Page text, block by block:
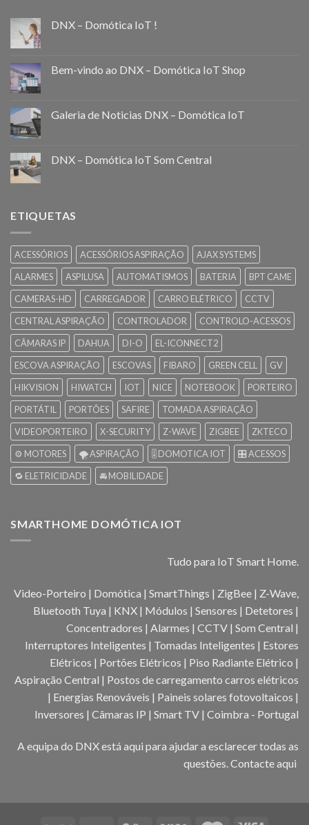
DNX – Domótica IoT !
Bem-vindo ao DNX – Domótica IoT Shop
Galeria de Noticias DNX – Domótica IoT
DNX – Domótica IoT Som Central
ETIQUETAS
ACESSÓRIOS ACESSÓRIOS ASPIRAÇÃO
AJAX SYSTEMS
ALARMES
ASPILUSA AUTOMATISMOS BATERIA
BPT CAME
CAMERAS-HD
CARREGADOR CARRO ELÉTRICO
CCTV
CENTRAL ASPIRAÇÃO
CONTROLADOR
CONTROLO-ACESSOS
CÂMARAS IP
DAHUA DI-O
EL-ICONNECT2
ESCOVA ASPIRAÇÃO
ESCOVAS FIBARO GREEN CELL
GV
HIKVISION
HIWATCH IOT NICE NOTEBOOK
PORTEIRO
PORTÁTIL
PORTÕES SAFIRE
TOMADA ASPIRAÇÃO
VIDEOPORTEIRO
X-SECURITY Z-WAVE ZIGBEE
ZKTECO
⚙️ MOTORES
🌪️ ASPIRAÇÃO 🎚️ DOMOTICA IOT
🎛️ ACESSOS
🔁 ELETRICIDADE
🚘 MOBILIDADE
SMARTHOME DOMÓTICA IOT
Tudo para IoT Smart Home.
Video-Porteiro | Domótica | SmartThings | ZigBee | Z-Wave,
Bluetooth Tuya | KNX | Módulos | Sensores | Detetores |
Concentradores | Alarmes | CCTV | Som Central |
Interruptores Inteligentes | Tomadas Inteligentes | Estores
Elétricos | Portões Elétricos | Piso Radiante Elétrico |
Aspiração Central | Postos de carregamento carros elétricos
| Energias Renováveis | Paineis solares fotovoltaicos |
Inversores | Câmaras IP | Smart TV | Coimbra - Portugal
A equipa do DNX está aqui para ajudar a esclarecer todas as
questões.Contacte aqui